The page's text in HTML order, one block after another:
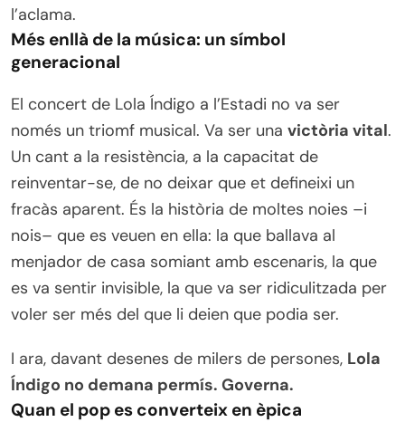
l’aclama.
Més enllà de la música: un símbol
generacional
El concert de Lola Índigo a l’Estadi no va ser
només un triomf musical. Va ser una victòria vital.
Un cant a la resistència, a la capacitat de
reinventar-se, de no deixar que et defineixi un
fracàs aparent. És la història de moltes noies –i
nois– que es veuen en ella: la que ballava al
menjador de casa somiant amb escenaris, la que
es va sentir invisible, la que va ser ridiculitzada per
voler ser més del que li deien que podia ser.
I ara, davant desenes de milers de persones, Lola
Índigo no demana permís. Governa.
Quan el pop es converteix en èpica